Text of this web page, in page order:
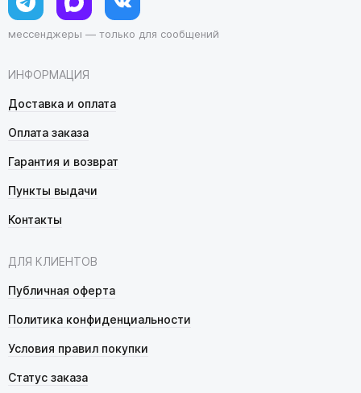
ИНФОРМАЦИЯ
Доставка и оплата
Оплата заказа
Гарантия и возврат
Пункты выдачи
Контакты
ДЛЯ КЛИЕНТОВ
Публичная оферта
Политика конфиденциальности
Условия правил покупки
Статус заказа
мессенджеры — только для сообщений